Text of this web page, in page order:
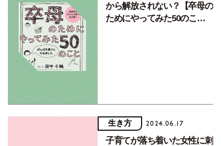
から解放されない？【卒母の
ためにやってみた50のこと
生き方 2024.06.17
子育てが落ち着いた女性に刺